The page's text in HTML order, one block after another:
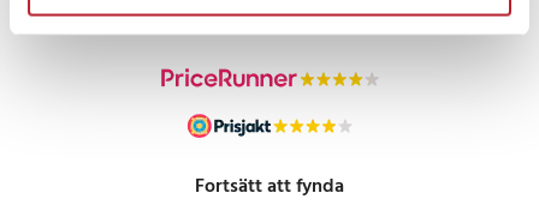
Fortsätt att fynda